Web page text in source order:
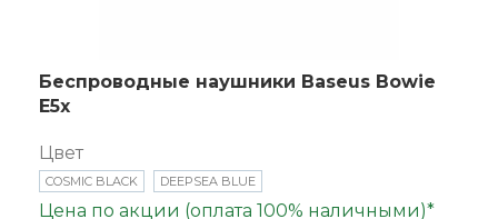
Беспроводные наушники Baseus Bowie
E5x
Цвет
COSMIC BLACK DEEPSEA BLUE
Цена по акции (оплата 100% наличными)*